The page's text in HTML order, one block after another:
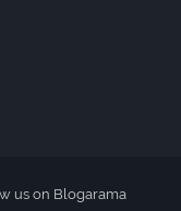
us on Blogarama